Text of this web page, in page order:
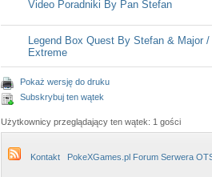
Video Poradniki By Pan Stefan
Legend Box Quest By Stefan & Major
Extreme
Pokaż wersję do druku
Subskrybuj ten wątek
Użytkownicy przeglądający ten wątek: 1 gości
Kontakt PokeXGames.pl Forum Serwera